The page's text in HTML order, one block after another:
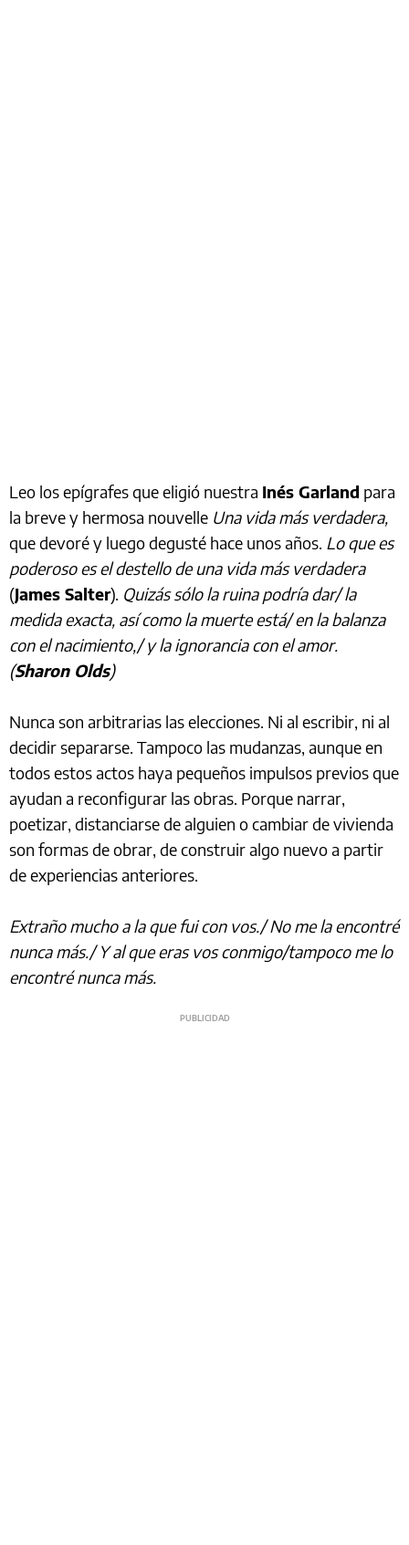
Leo los epígrafes que eligió nuestra Inés Garland para
la breve y hermosa nouvelle Una vida más verdadera,
que devoré y luego degusté hace unos años. Lo que es
poderoso es el destello de una vida más verdadera
(James Salter). Quizás sólo la ruina podría dar/ la
medida exacta, así como la muerte está/ en la balanza
con el nacimiento,/ y la ignorancia con el amor.
(Sharon Olds)
Nunca son arbitrarias las elecciones. Ni al escribir, ni al
decidir separarse. Tampoco las mudanzas, aunque en
todos estos actos haya pequeños impulsos previos que
ayudan a reconfigurar las obras. Porque narrar,
poetizar, distanciarse de alguien o cambiar de vivienda
son formas de obrar, de construir algo nuevo a partir
de experiencias anteriores.
Extraño mucho a la que fui con vos./ No me la encontré
nunca más./ Y al que eras vos conmigo/tampoco me lo
encontré nunca más.